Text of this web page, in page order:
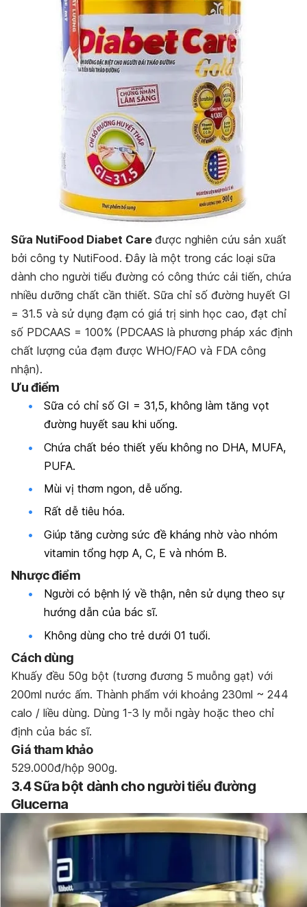
Sữa NutiFood Diabet Care được nghiên cứu sản xuất
bởi công ty NutiFood. Đây là một trong các loại sữa
dành cho người tiểu đường có công thức cải tiến, chứa
nhiều dưỡng chất cần thiết. Sữa chỉ số đường huyết GI
= 31.5 và sử dụng đạm có giá trị sinh học cao, đạt chỉ
số PDCAAS = 100% (PDCAAS là phương pháp xác định
chất lượng của đạm được WHO/FAO và FDA công
nhận).
Ưu điểm
Sữa có chỉ số GI = 31,5, không làm tăng vọt
đường huyết sau khi uống.
Chứa chất béo thiết yếu không no DHA, MUFA,
PUFA.
Mùi vị thơm ngon, dễ uống.
Rất dễ tiêu hóa.
Giúp tăng cường sức đề kháng nhờ vào nhóm
vitamin tổng hợp A, C, E và nhóm B.
Nhược điểm
Người có bệnh lý về thận, nên sử dụng theo sự
hướng dẫn của bác sĩ.
Không dùng cho trẻ dưới 01 tuổi.
Cách dùng
Khuấy đều 50g bột (tương đương 5 muỗng gạt) với
200ml nước ấm. Thành phẩm với khoảng 230ml ~ 244
calo / liều dùng. Dùng 1-3 ly mỗi ngày hoặc theo chỉ
định của bác sĩ.
Giá tham khảo
529.000đ/hộp 900g.
3.4 Sữa bột dành cho người tiểu đường
Glucerna